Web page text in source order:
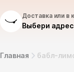
Доставка или в
Выбери
Главная бабл-